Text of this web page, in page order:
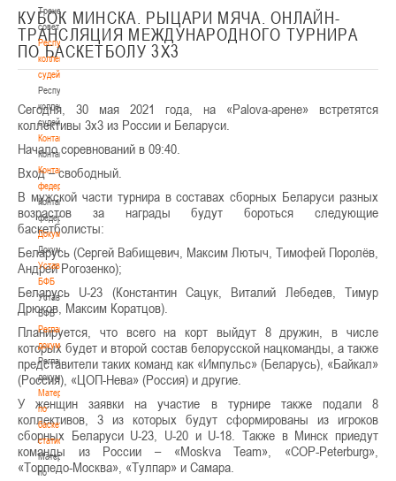
Тренерский
совет
Республиканская
коллегия
судей
Республиканская
коллегия
судей
Контакты
Контакты
Контакты
федерации
Контакты
федерации
Документы
Документы
Устав
БФБ
Устав
БФБ
Регламентирующие
документы
Регламентирующие
документы
Материалы
по
баскетбольной
статистике
Материалы
по
КУБОК МИНСКА. РЫЦАРИ МЯЧА. ОНЛАЙН-
ТРАНСЛЯЦИЯ МЕЖДУНАРОДНОГО ТУРНИРА
ПО БАСКЕТБОЛУ 3Х3
Сегодня, 30 мая 2021 года, на «Palova-арене» встретятся
коллективы 3х3 из России и Беларуси.
Начало соревнований в 09:40.
Вход – свободный.
В мужской части турнира в составах сборных Беларуси разных
возрастов за награды будут бороться следующие
баскетболисты:
Беларусь (Сергей Вабищевич, Максим Лютыч, Тимофей Поролёв,
Андрей Рогозенко);
Беларусь U-23 (Константин Сацук, Виталий Лебедев, Тимур
Дрюков, Максим Коратцов).
Планируется, что всего на корт выйдут 8 дружин, в числе
которых будет и второй состав белорусской нацкоманды, а также
представители таких команд как «Импульс» (Беларусь), «Байкал»
(Россия), «ЦОП-Нева» (Россия) и другие.
У женщин заявки на участие в турнире также подали 8
коллективов, 3 из которых будут сформированы из игроков
сборных Беларуси U-23, U-20 и U-18. Также в Минск приедут
команды из России – «Moskva Team», «СOP-Peterburg»,
«Торпедо-Москва», «Тулпар» и Самара.